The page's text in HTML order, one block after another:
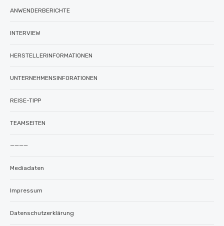
ANWENDERBERICHTE
INTERVIEW
HERSTELLERINFORMATIONEN
UNTERNEHMENSINFORATIONEN
REISE-TIPP
TEAMSEITEN
————
Mediadaten
Impressum
Datenschutzerklärung